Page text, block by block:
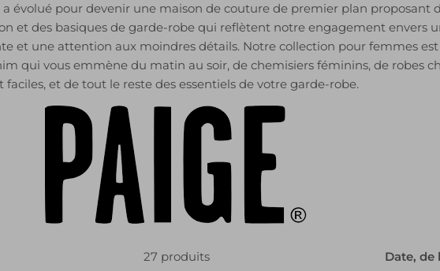
a évolué pour devenir une maison de couture de premier plan proposant
et des basiques de garde-robe qui reflètent notre engagement envers
et une attention aux moindres détails. Notre collection pour femmes est
qui vous emmène du matin au soir, de chemisiers féminins, de robes
faciles, et de tout le reste des essentiels de votre garde-robe.
27 produits Date, de